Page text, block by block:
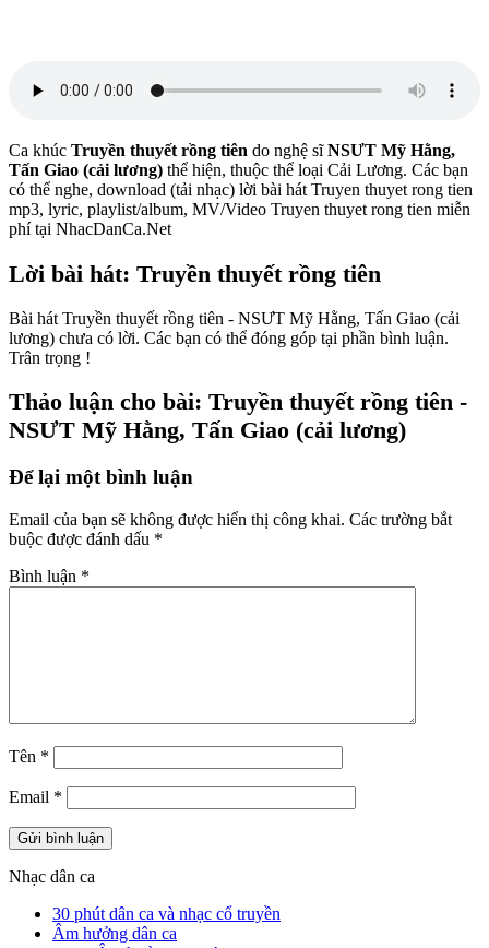
Ca khúc Truyền thuyết rồng tiên do nghệ sĩNSƯT Mỹ Hằng,
Tấn Giao (cải lương) thể hiện, thuộc thể loại Cải Lương. Các bạn
có thể nghe, download (tải nhạc) lời bài hát Truyen thuyet rong tien
mp3, lyric, playlist/album, MV/Video Truyen thuyet rong tien miễn
phí tại NhacDanCa.Net
Lời bài hát: Truyền thuyết rồng tiên
Bài hát Truyền thuyết rồng tiên - NSƯT Mỹ Hằng, Tấn Giao (cải
lương) chưa có lời. Các bạn có thể đóng góp tại phần bình luận.
Trân trọng !
Thảo luận cho bài: Truyền thuyết rồng tiên -
NSƯT Mỹ Hằng, Tấn Giao (cải lương)
Để lại một bình luận
Email của bạn sẽ không được hiển thị công khai. Các trường bắt
buộc được đánh dấu *
Bình luận *
Tên *
Email *
Nhạc dân ca
30 phút dân ca và nhạc cổ truyền
Âm hưởng dân ca